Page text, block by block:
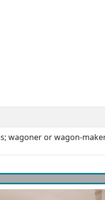
wagoner or wagon-